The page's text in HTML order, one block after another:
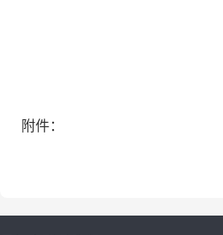
山钢股份莱
2023年
附件：